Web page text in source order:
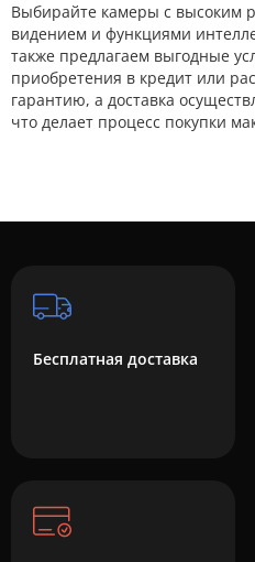
Выбирайте камеры с высоким
видением и функциями
также предлагаем выгодные
приобретения в кредит или
гарантию, а доставка
что делает процесс покупки
Бесплатная доставка